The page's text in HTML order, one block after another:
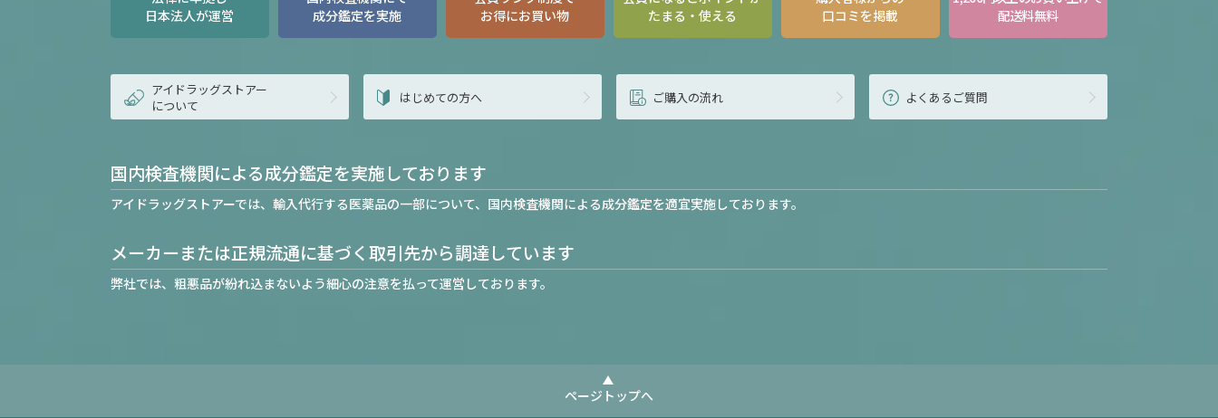
日本法人が運営
成分鑑定を実施
お得にお買い物
たまる・使える
口コミを掲載
配送料無料
アイドラッグストアー
について
はじめての方へ ご購入の流れ よくあるご質問
国内検査機関による成分鑑定を実施しております
アイドラッグストアーでは、輸入代行する医薬品の一部について、国内検査機関による成分鑑定を適宜実施しております。
メーカーまたは正規流通に基づく取引先から調達しています
弊社では、粗悪品が紛れ込まないよう細心の注意を払って運営しております。
ページトップへ